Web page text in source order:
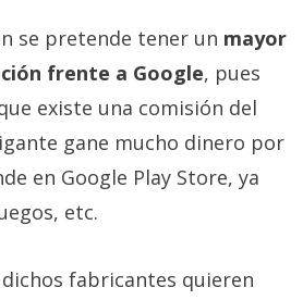
se pretende tener un mayor
frente a Google, pues
existe una comisión del
gane mucho dinero por
en Google Play Store, ya
etc.
fabricantes quieren